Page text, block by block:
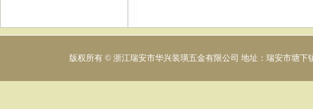
版权所有 © 浙江瑞安市华兴装璜五金有限公司 地址：瑞安市塘下